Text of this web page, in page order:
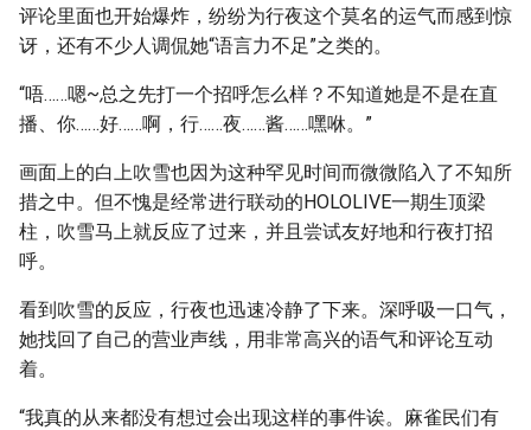
评论里面也开始爆炸，纷纷为行夜这个莫名的运气而感到惊
讶，还有不少人调侃她“语言力不足”之类的。
“唔……嗯~总之先打一个招呼怎么样？不知道她是不是在直
播、你……好……啊，行……夜……酱……嘿咻。”
画面上的白上吹雪也因为这种罕见时间而微微陷入了不知所
措之中。但不愧是经常进行联动的HOLOLIVE一期生顶梁
柱，吹雪马上就反应了过来，并且尝试友好地和行夜打招
呼。
看到吹雪的反应，行夜也迅速冷静了下来。深呼吸一口气，
她找回了自己的营业声线，用非常高兴的语气和评论互动
着。
“我真的从来都没有想过会出现这样的事件诶。麻雀民们有